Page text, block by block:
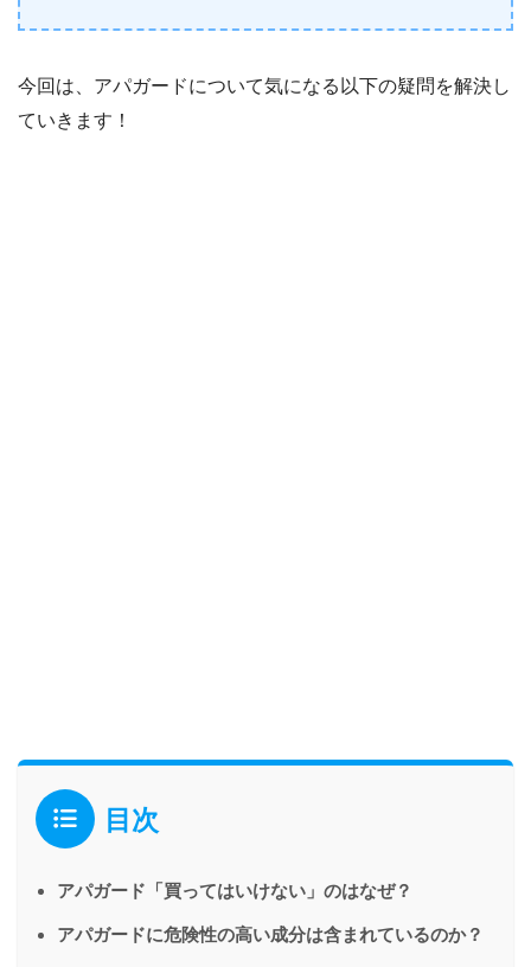
今回は、アパガードについて気になる以下の疑問を解決し
ていきます！
目次
アパガード「買ってはいけない」のはなぜ？
アパガードに危険性の高い成分は含まれているのか？